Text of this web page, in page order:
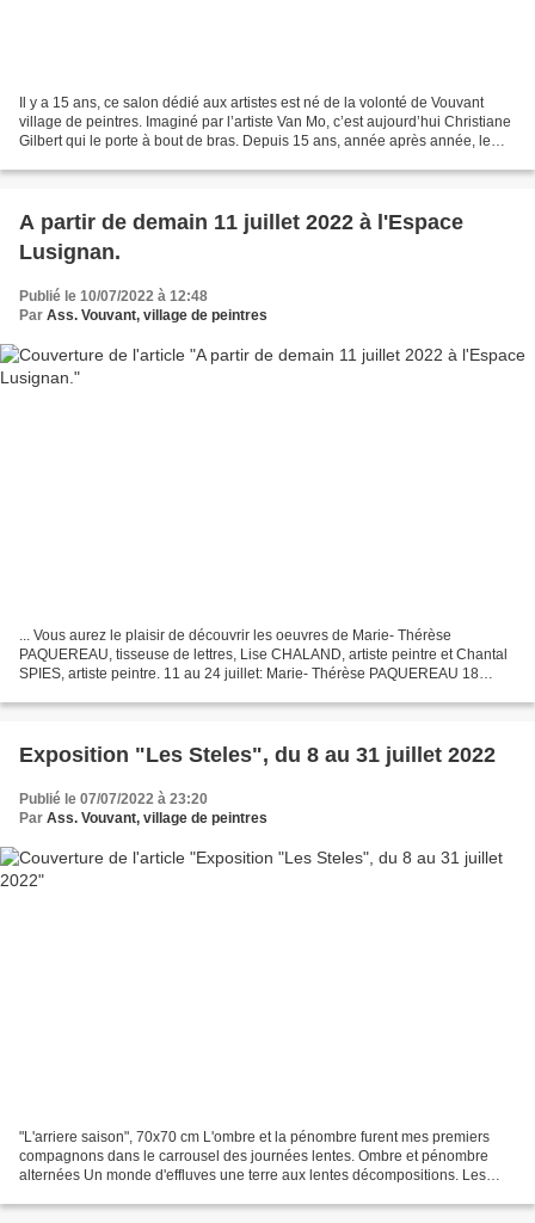
Il y a 15 ans, ce salon dédié aux artistes est né de la volonté de Vouvant
village de peintres. Imaginé par l’artiste Van Mo, c’est aujourd’hui Christiane
Gilbert qui le porte à bout de bras. Depuis 15 ans, année après année, le
A partir de demain 11 juillet 2022 à l'Espace
Lusignan.
Publié le 10/07/2022 à 12:48
Par Ass. Vouvant, village de peintres
... Vous aurez le plaisir de découvrir les oeuvres de Marie- Thérèse
PAQUEREAU, tisseuse de lettres, Lise CHALAND, artiste peintre et Chantal
SPIES, artiste peintre. 11 au 24 juillet: Marie- Thérèse PAQUEREAU 18
Exposition "Les Steles", du 8 au 31 juillet 2022
Publié le 07/07/2022 à 23:20
Par Ass. Vouvant, village de peintres
"L'arriere saison", 70x70 cm L'ombre et la pénombre furent mes premiers
compagnons dans le carrousel des journées lentes. Ombre et pénombre
alternées Un monde d'effluves une terre aux lentes décompositions. Les